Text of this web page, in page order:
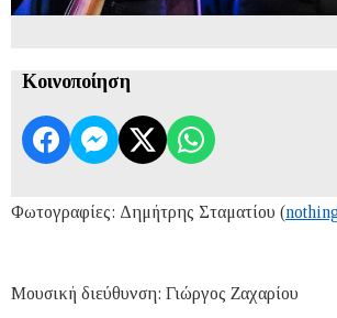
Κοινοποίηση
Φωτογραφίες: Δημήτρης Σταματίου (
Μουσική διεύθυνση: Γιώργος Ζαχαρίου